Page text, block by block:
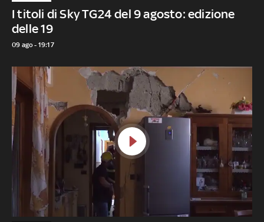
I titoli di Sky TG24 del 9 agosto: edizione
delle 19
09 ago - 19:17